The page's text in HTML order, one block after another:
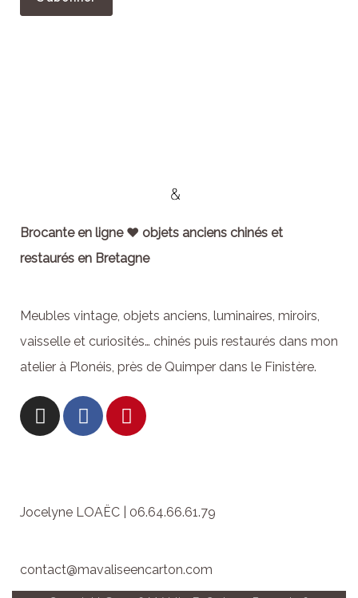
Brocante en ligne ♥ objets anciens chinés et
restaurés en Bretagne
Meubles vintage, objets anciens, luminaires, miroirs,
vaisselle et curiosités… chinés puis restaurés dans mon
atelier à Plonéis, près de Quimper dans le Finistère.
Jocelyne LOAËC | 06.64.66.61.79
contact@mavaliseencarton.com